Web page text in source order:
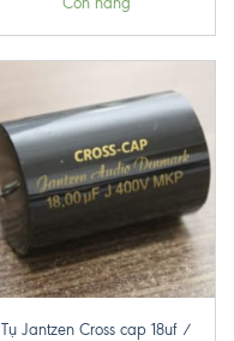
Tụ Jantzen Cross cap 18uf /